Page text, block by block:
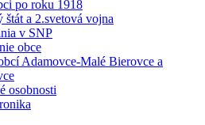
po roku 1918
štát a 2.svetová vojna
v SNP
obce
Adamovce-Malé Bierovce a
osobnosti